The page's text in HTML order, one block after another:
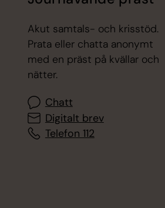
Akut samtals- och krisstöd.
Prata eller chatta anonymt
med en präst på kvällar och
nätter.
Chatt
Digitalt brev
Telefon 112